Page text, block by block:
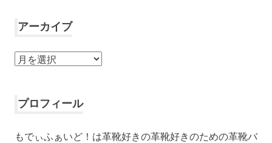
アーカイブ
ア
イ
プロフィール
もでぃふぁいど！は革靴好きの革靴好きのための革靴バ